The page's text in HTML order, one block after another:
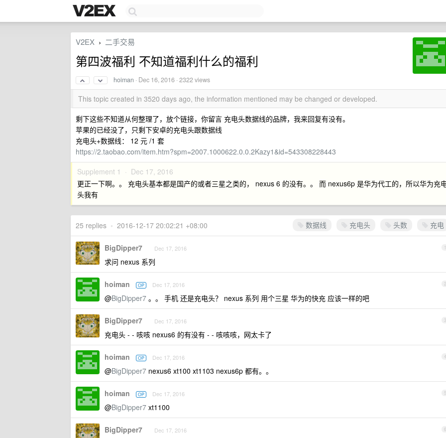
V2EX › 二手交易
第四波福利 不知道福利什么的福利
hoiman · Dec 16, 2016 · 2322 views
This topic created in 3520 days ago, the information mentioned may be changed or developed.
剩下这些不知道从何整理了，放个链接，你留言 充电头数据线的品牌，我来回复有没有。
苹果的已经没了，只剩下安卓的充电头跟数据线
充电头+数据线： 12 元 /1 套
https://2.taobao.com/item.htm?spm=2007.1000622.0.0.2Kazy1&id=543308228443
Supplement 1 · Dec 17, 2016
更正一下啊。。 充电头基本都是国产的或者三星之类的， nexus 6 的没有。。 而 nexus6p 是华为代工的，所以华为充
头我有
数据线 充电头 头数 充电
25 replies • 2016-12-17 20:02:21 +08:00
1
BigDipper7 Dec 17, 2016
求问 nexus 系列
2
hoiman OP Dec 17, 2016
@BigDipper7 。。 手机 还是充电头？ nexus 系列 用个三星 华为的快充 应该一样的吧
3
BigDipper7 Dec 17, 2016
充电头 - - 咳咳 nexus6 的有没有 - - 咳咳咳，网太卡了
4
hoiman OP Dec 17, 2016
@BigDipper7 nexus6 xt100 xt1103 nexus6p 都有。。
5
hoiman OP Dec 17, 2016
@BigDipper7 xt1100
6
BigDipper7 Dec 17, 2016